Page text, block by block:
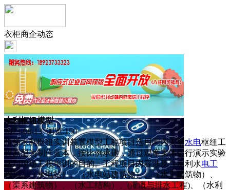
衣柜商企动态
水利枢纽模型
2023-08-13 浏览:150
阶梯水利枢纽实训装置模型工程项目选用国内大型水电枢纽工
程原型为制作蓝本，按比例承建，通过观摩实体运行演示实验
达到现场工程培训的目的。工程项目内容涉及（水利水电工
程）、（水电站）、（水电站建筑物）、（水工建筑物）、
（渠系建筑物）、（水工结构）、(灌溉与排水工程)、（水利